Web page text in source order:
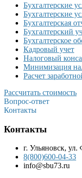
Бухгалтерские
Бухгалтерские
Бухгалтерская
Бухгалтерский
Бухгалтерское
Кадровый учет
Налоговый
Минимизация
Расчет
Рассчитать стоимость
Вопрос-ответ
Контакты
Контакты
г. Ульяновск,
8(800)600-04-33
info@sbu73.ru